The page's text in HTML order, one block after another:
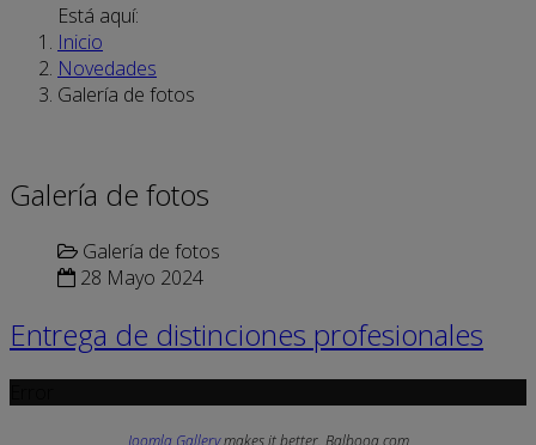
Está aquí:
Inicio
Novedades
Galería de fotos
Galería de fotos
Galería de fotos
28 Mayo 2024
Entrega de distinciones profesionales
Joomla Gallerymakes it better. Balbooa.com